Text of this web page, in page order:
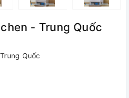
- Trung Quốc
Quốc